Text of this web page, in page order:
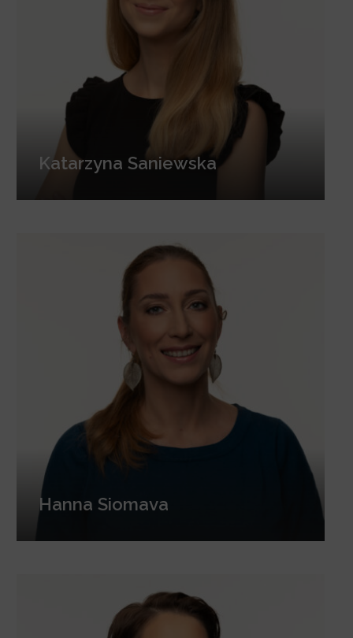
Katarzyna Saniewska
Hanna Siomava